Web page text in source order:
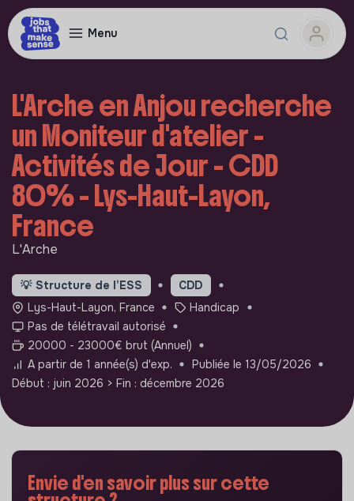
Menu
L'Arche en Anjou recherche
un Moniteur d'atelier -
Activités de Jour - CDD
80% - Lys-Haut-Layon,
France
L'Arche
💡 Structure de l’ESS
CDD
Lys-Haut-Layon, France
Handicap
Pas de télétravail autorisé
20000 - 23000€ brut (Annuel)
A partir de 1 année(s) d'exp.
Publiée le 13/05/2026
Début : juin 2026 > Fin : décembre 2026
Envie d'en savoir plus sur cette